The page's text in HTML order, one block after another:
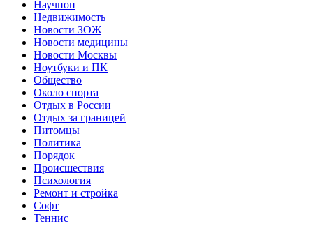
Научпоп
Недвижимость
Новости ЗОЖ
Новости медицины
Новости Москвы
Ноутбуки и ПК
Общество
Около спорта
Отдых в России
Отдых за границей
Питомцы
Политика
Порядок
Происшествия
Психология
Ремонт и стройка
Софт
Теннис